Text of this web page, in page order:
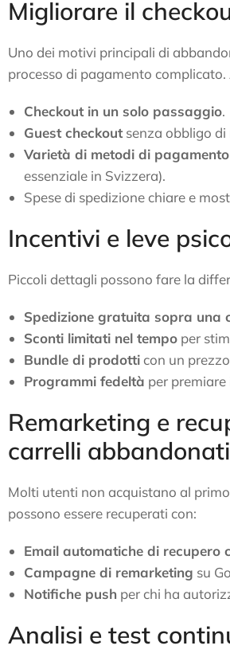
Migliorare il
Uno dei motivi principali di
processo di pagamento
Checkout in un solo passaggio.
Guest checkoutsenza obbligo di
Varietà di metodi di pagamento
essenziale in Svizzera).
Spese di spedizione chiare e
Incentivi e leve
Piccoli dettagli possono fare la
Spedizione gratuita sopra una
Sconti limitati nel tempo per
Bundle di prodotticon un
Programmi fedeltà per
Remarketing e
carrelli abbandonati
Molti utenti non acquistano al
possono essere recuperati con:
Email automatiche di recupero
Campagne di remarketing su
Notifiche push per chi ha
Analisi e test